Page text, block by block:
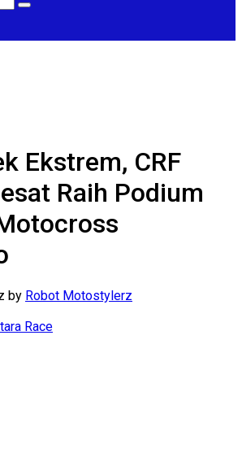
Ekstrem, CRF
Raih Podium
by Robot Motostylerz
Race